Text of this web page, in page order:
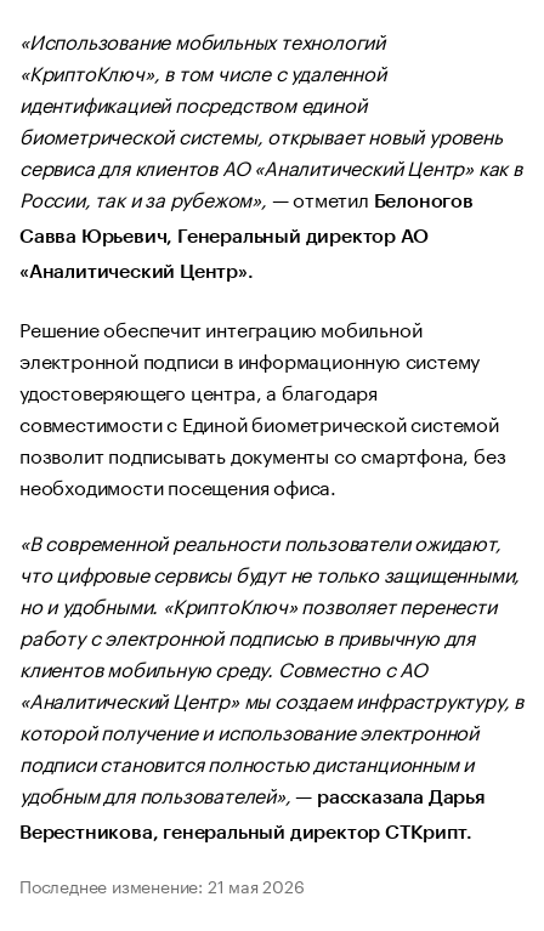
«Использование мобильных технологий
«КриптоКлюч», в том числе с удаленной
идентификацией посредством единой
биометрической системы, открывает новый уровень
сервиса для клиентов АО «Аналитический Центр» как в
России, так и за рубежом», — отметил Белоногов
Савва Юрьевич, Генеральный директор АО
«Аналитический Центр».
Решение обеспечит интеграцию мобильной
электронной подписи в информационную систему
удостоверяющего центра, а благодаря
совместимости с Единой биометрической системой
позволит подписывать документы со смартфона, без
необходимости посещения офиса.
«В современной реальности пользователи ожидают,
что цифровые сервисы будут не только защищенными,
но и удобными. «КриптоКлюч» позволяет перенести
работу с электронной подписью в привычную для
клиентов мобильную среду. Совместно с АО
«Аналитический Центр» мы создаем инфраструктуру, в
которой получение и использование электронной
подписи становится полностью дистанционным и
удобным для пользователей»,— рассказала Дарья
Верестникова, генеральный директор СТКрипт.
Последнее изменение: 21 мая 2026